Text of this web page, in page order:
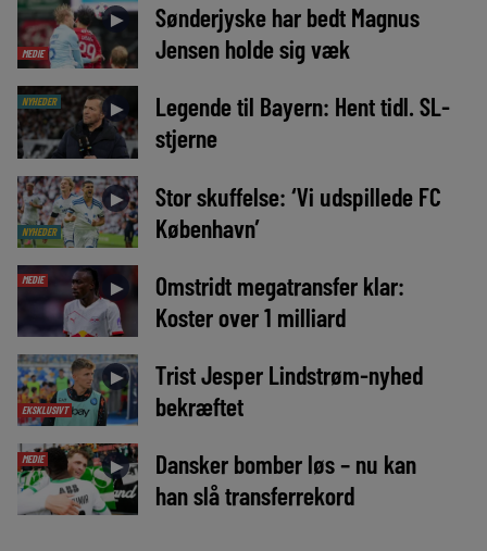
MEDIE
►
Sønderjyske har bedt Magnus
Jensen holde sig væk
NYHEDER ►
Legende til Bayern: Hent tidl. SL-
stjerne
NYHEDER
►
Stor skuffelse: ‘Vi udspillede FC
København’
MEDIE ►
Omstridt megatransfer klar:
Koster over 1 milliard
EKSKLUSIVT
►
Trist Jesper Lindstrøm-nyhed
bekræftet
MEDIE ►
Dansker bomber løs – nu kan
han slå transferrekord